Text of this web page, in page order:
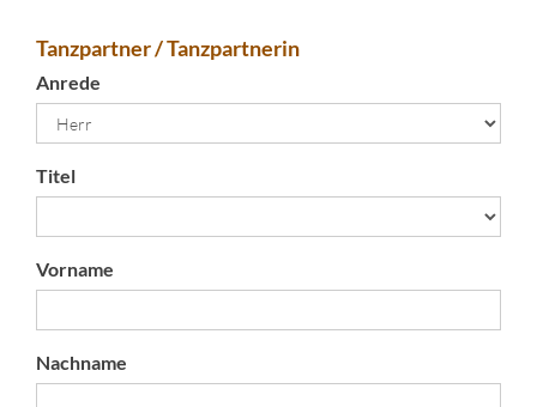
Tanzpartner / Tanzpartnerin
Anrede
Titel
Vorname
Nachname